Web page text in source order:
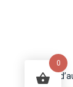
Droit
0